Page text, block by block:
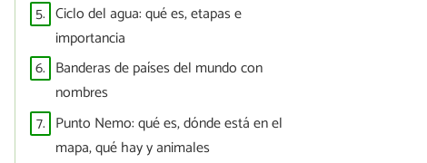
5. Ciclo del agua: qué es, etapas e
importancia
6. Banderas de países del mundo con
nombres
7. Punto Nemo: qué es, dónde está en el
mapa, qué hay y animales